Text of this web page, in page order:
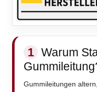
1 Warum
Gummileitungen